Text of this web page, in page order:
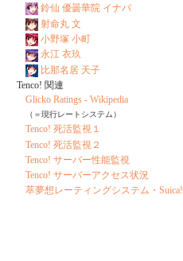
鈴仙 優曇華院 イナバ
射命丸 文
小野塚 小町
永江 衣玖
比那名居 天子
Tenco! 関連
Glicko Ratings - Wikipedia
（＝現行レートシステム）
Tenco! 死活監視１
Tenco! 死活監視２
Tenco! サーバー性能監視
Tenco! サーバーアクセス状況
萃夢想レーティングシステム・Suica!